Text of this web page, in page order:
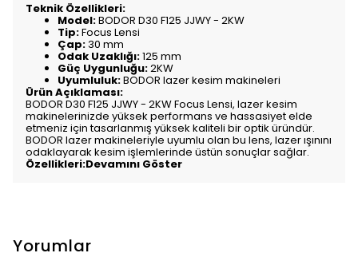
Teknik Özellikleri:
Model:BODOR D30 F125 JJWY - 2KW
Tip:Focus Lensi
Çap:30 mm
Odak Uzaklığı:125 mm
Güç Uygunluğu:2KW
Uyumluluk:BODOR lazer kesim makineleri
Ürün Açıklaması:
BODOR D30 F125 JJWY - 2KW Focus Lensi, lazer kesim
makinelerinizde yüksek performans ve hassasiyet elde
etmeniz için tasarlanmış yüksek kaliteli bir optik üründür.
BODOR lazer makineleriyle uyumlu olan bu lens, lazer ışınını
odaklayarak kesim işlemlerinde üstün sonuçlar sağlar.
Özellikleri:Devamını Göster
Yorumlar